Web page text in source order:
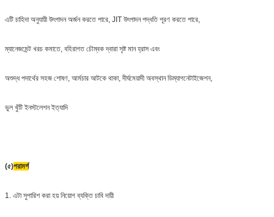
এটি চাহিদা অনুযায়ী উৎপাদন অর্জন করতে পারে, JIT উৎপাদন পদ্ধতি পূরণ করতে পারে,
ম্যানেজমেন্ট খরচ কমাতে, বহিরাগত চৌম্বক দ্বারা সৃষ্ট মান হ্রাস এবং
অশুদ্ধ পদার্থের সহজ শোষণ, আর্মচার আটকে থাকা, দীর্ঘমেয়াদী অবস্থান ডিম্যাগনেটাইজেশন,
ভুল খুঁটি ইনস্টলেশন ইত্যাদি
(৫)পরামর্শ
1. এটা সুপারিশ করা হয় নিয়োগ ব্যক্তি চাবি দায়ী